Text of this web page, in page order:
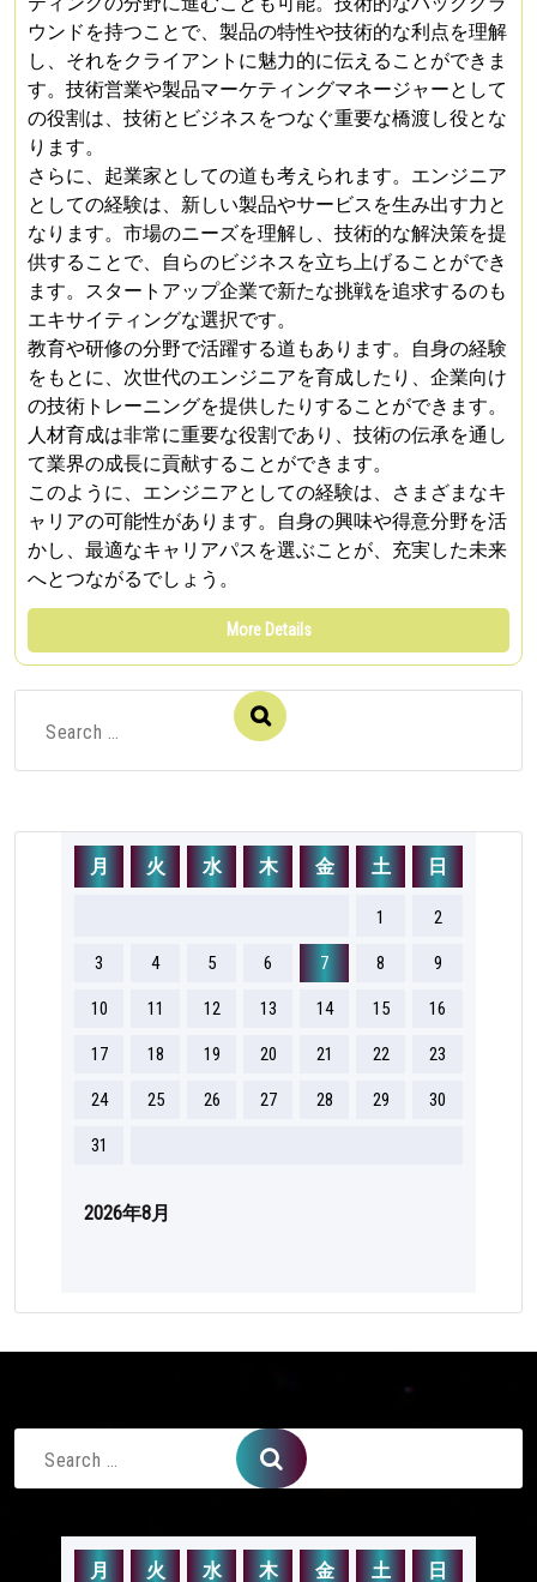
ウンドを持つことで、製品の特性や技術的な利点を理解
し、それをクライアントに魅力的に伝えることができま
す。技術営業や製品マーケティングマネージャーとして
の役割は、技術とビジネスをつなぐ重要な橋渡し役とな
ります。
さらに、起業家としての道も考えられます。エンジニア
としての経験は、新しい製品やサービスを生み出す力と
なります。市場のニーズを理解し、技術的な解決策を提
供することで、自らのビジネスを立ち上げることができ
ます。スタートアップ企業で新たな挑戦を追求するのも
エキサイティングな選択です。
教育や研修の分野で活躍する道もあります。自身の経験
をもとに、次世代のエンジニアを育成したり、企業向け
の技術トレーニングを提供したりすることができます。
人材育成は非常に重要な役割であり、技術の伝承を通し
て業界の成長に貢献することができます。
このように、エンジニアとしての経験は、さまざまなキ
ャリアの可能性があります。自身の興味や得意分野を活
かし、最適なキャリアパスを選ぶことが、充実した未来
へとつながるでしょう。
More Details
Search
2026年8月
月 火 水 木 金 土 日
1 2
3 4 5 6 7 8 9
10 11 12 13 14 15 16
17 18 19 20 21 22 23
24 25 26 27 28 29 30
31
Search
月 火 水 木 金 土 日